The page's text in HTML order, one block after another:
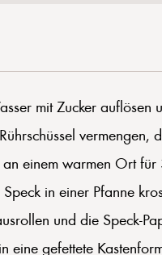
mit Zucker auflösen
vermengen,
einem warmen Ort
in einer Pfanne
und die Speck-
eine gefettete